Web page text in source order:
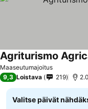
Maaseutumajoitus
Agriturismo
9,3 Loistava 219
Valitse päivät